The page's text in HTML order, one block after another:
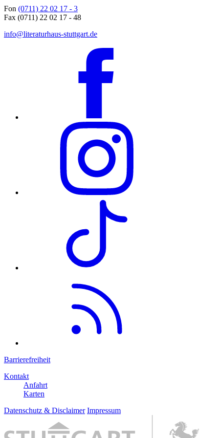
Fon (0711) 22 02 17 - 3
Fax (0711) 22 02 17 - 48
info@literaturhaus-stuttgart.de
Barrierefreiheit
Kontakt
Anfahrt
Karten
Datenschutz & Disclaimer Impressum